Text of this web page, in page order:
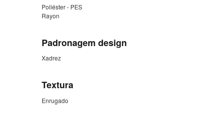
Poliéster - PES
Rayon
Padronagem design
Xadrez
Textura
Enrugado